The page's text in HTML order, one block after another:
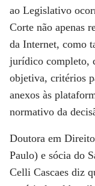
ao Legislativo
Corte não apenas
da Internet, como
jurídico completo,
objetiva, critérios
anexos às
normativo da
Doutora em
Paulo) e sócia do
Celli Cascaes diz